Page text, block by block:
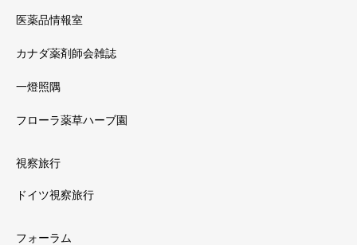
医薬品情報室
カナダ薬剤師会雑誌
一燈照隅
フローラ薬草ハーブ園
視察旅行
ドイツ視察旅行
フォーラム